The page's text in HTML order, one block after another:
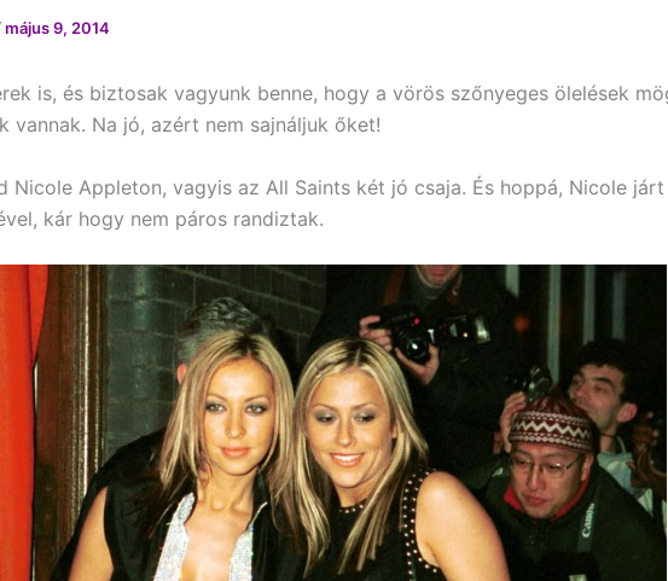
május 9, 2014
is, és biztosak vagyunk benne, hogy a vörös szőnyeges ölelések
vannak. Na jó, azért nem sajnáljuk őket!
Nicole Appleton, vagyis az All Saints két jó csaja. És hoppá, Nicole
kár hogy nem páros randiztak.